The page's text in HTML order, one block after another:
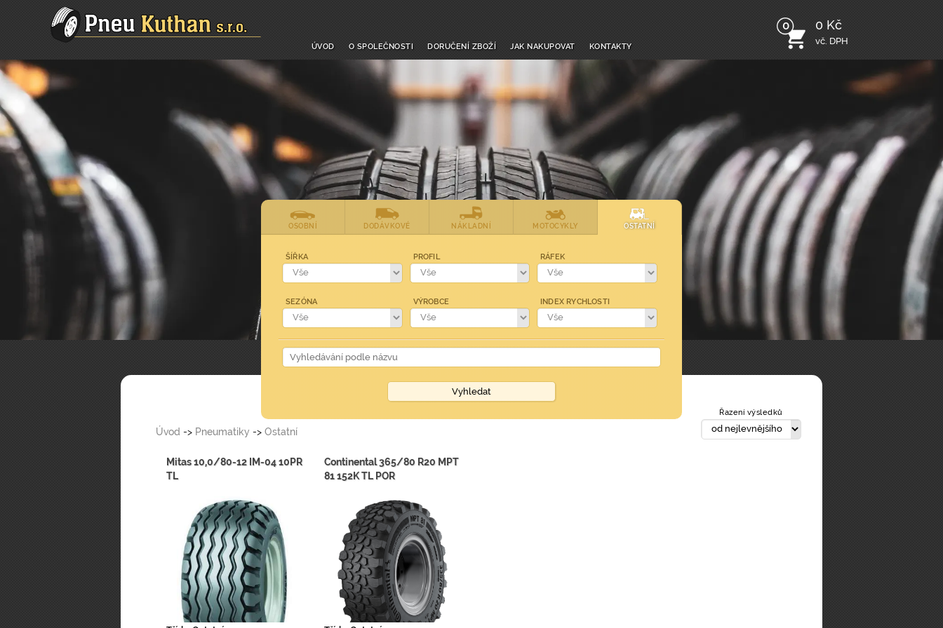
Úvod O společnosti Doručení zboží Jak nakupovat Kontakty
0 0 Kč
vč. DPH
OSOBNÍ DODÁVKOVÉ NÁKLADNÍ MOTOCYKLY OSTATNÍ
ŠÍŘKA PROFIL RÁFEK
SEZÓNA VÝROBCE INDEX RYCHLOSTI
Řazení výsledků
Úvod -> Pneumatiky -> Ostatní
Mitas 10,0/80-12 IM-04 10PR
TL
Continental 365/80 R20 MPT
81 152K TL POR